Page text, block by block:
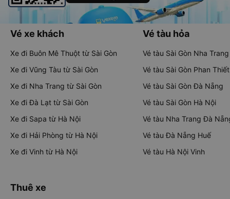
Vé xe khách
Xe đi Buôn Mê Thuột từ Sài Gòn
Xe đi Vũng Tàu từ Sài Gòn
Xe đi Nha Trang từ Sài Gòn
Xe đi Đà Lạt từ Sài Gòn
Xe đi Sapa từ Hà Nội
Xe đi Hải Phòng từ Hà Nội
Xe đi Vinh từ Hà Nội
Vé tàu hỏa
Vé tàu Sài Gòn Nha Trang
Vé tàu Sài Gòn Phan Thiết
Vé tàu Sài Gòn Đà Nẵng
Vé tàu Sài Gòn Hà Nội
Vé tàu Nha Trang Đà
Vé tàu Đà Nẵng Huế
Vé tàu Hà Nội Vinh
Thuê xe